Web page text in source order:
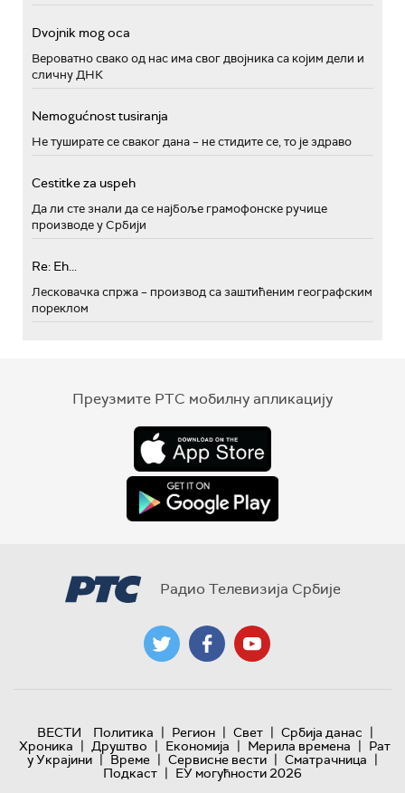
Dvojnik mog oca
Вероватно свако од нас има свог двојника са којим дели и
сличну ДНК
Nemogućnost tusiranja
Не туширате се сваког дана – не стидите се, то је здраво
Cestitke za uspeh
Да ли сте знали да се најбоље грамофонске ручице
производе у Србији
Re: Eh...
Лесковачка спржа – производ са заштићеним географским
пореклом
Преузмите РТС мобилну апликацију
Радио Телевизија Србије
ВЕСТИ Политика | Регион | Свет | Србија данас |
Хроника | Друштво | Економија | Мерила времена | Рат
у Украјини | Време | Сервисне вести | Сматрачница |
Подкаст | ЕУ могућности 2026